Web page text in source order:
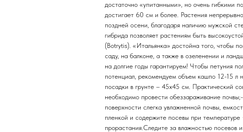
достаточно «упитанными», но очень гибкими
достигает 60 см и более. Растения
поздней осени, благодаря наличию мужской
гибрида позволяет растениям быть
(Botrytis). «Итальянка» достойна того, чтобы
саду, на балконе, а также в озеленении и
на долгие годы гарантируем! Чтобы петуния
потенциал, рекомендуем объем кашпо 12-15 л
посадки в грунте – 45х45 см. Практический
необходимо провести обеззараживание
поверхности слегка увлажненной почвы,
пленкой и содержите посевы при
прорастания.Следите за влажностью посевов